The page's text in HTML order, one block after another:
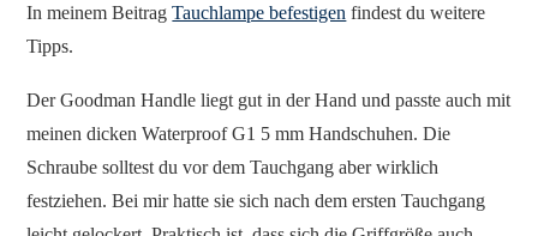
In meinem BeitragTauchlampe befestigen findest du weitere
Tipps.
Der Goodman Handle liegt gut in der Hand und passte auch mit
meinen dicken Waterproof G1 5 mm Handschuhen. Die
Schraube solltest du vor dem Tauchgang aber wirklich
festziehen. Bei mir hatte sie sich nach dem ersten Tauchgang